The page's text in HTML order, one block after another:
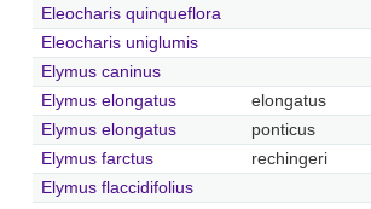
Eleocharis quinqueflora
Eleocharis uniglumis
Elymus caninus
Elymus elongatus
elongatus
Elymus elongatus
ponticus
Elymus farctus
rechingeri
Elymus flaccidifolius